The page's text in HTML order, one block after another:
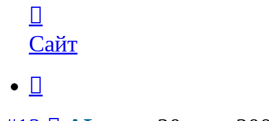
пользователя
ALexx
Сайт